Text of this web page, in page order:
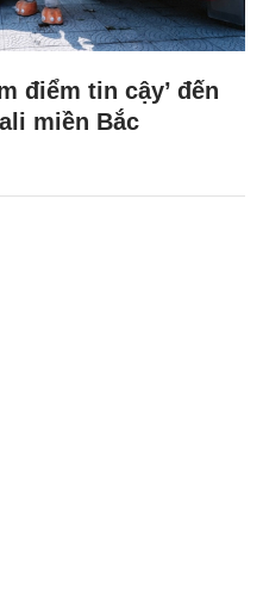
điểm tin cậy’ đến
miền Bắc